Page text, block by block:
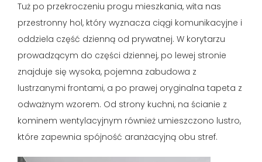
Tuż po przekroczeniu progu mieszkania, wita nas
przestronny hol, który wyznacza ciągi komunikacyjne i
oddziela część dzienną od prywatnej. W korytarzu
prowadzącym do części dziennej, po lewej stronie
znajduje się wysoka, pojemna zabudowa z
lustrzanymi frontami, a po prawej oryginalna tapeta z
odważnym wzorem. Od strony kuchni, na ścianie z
kominem wentylacyjnym również umieszczono lustro,
które zapewnia spójność aranżacyjną obu stref.